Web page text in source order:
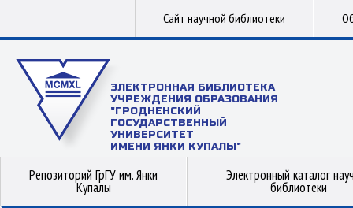
Сайт научной библиотеки
ЭЛЕКТРОННАЯ БИБЛИОТЕКА
УЧРЕЖДЕНИЯ ОБРАЗОВАНИЯ
"ГРОДНЕНСКИЙ
ГОСУДАРСТВЕННЫЙ
УНИВЕРСИТЕТ
ИМЕНИ ЯНКИ КУПАЛЫ"
Репозиторий ГрГУ им. Янки
Купалы
Электронный каталог
библиотеки